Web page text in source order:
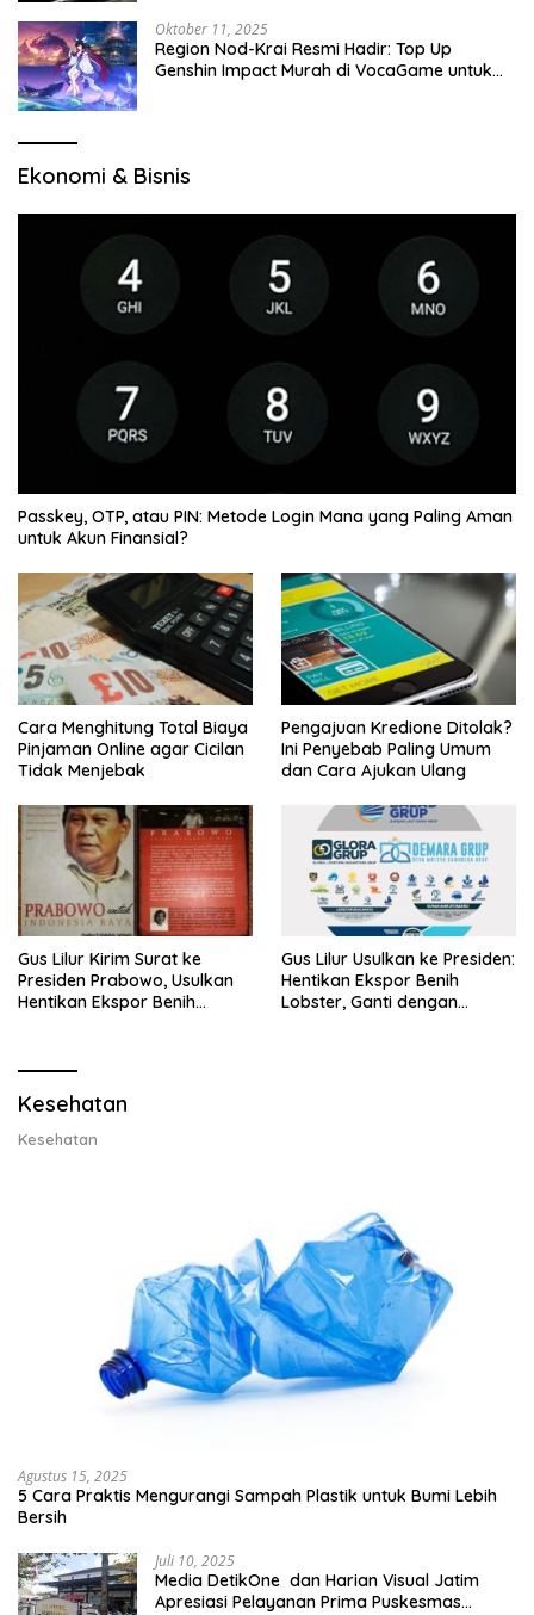
Oktober 11, 2025
Region Nod-Krai Resmi Hadir: Top Up
Genshin Impact Murah di VocaGame untuk
Ekonomi & Bisnis
Passkey, OTP, atau PIN: Metode Login Mana yang Paling Aman
untuk Akun Finansial?
Cara Menghitung Total Biaya
Pinjaman Online agar Cicilan
Tidak Menjebak
Pengajuan Kredione Ditolak?
Ini Penyebab Paling Umum
dan Cara Ajukan Ulang
Gus Lilur Kirim Surat ke
Presiden Prabowo, Usulkan
Hentikan Ekspor Benih
Gus Lilur Usulkan ke Presiden:
Hentikan Ekspor Benih
Lobster, Ganti dengan
Kesehatan
Kesehatan
Agustus 15, 2025
5 Cara Praktis Mengurangi Sampah Plastik untuk Bumi Lebih
Bersih
Juli 10, 2025
Media DetikOne dan Harian Visual Jatim
Apresiasi Pelayanan Prima Puskesmas